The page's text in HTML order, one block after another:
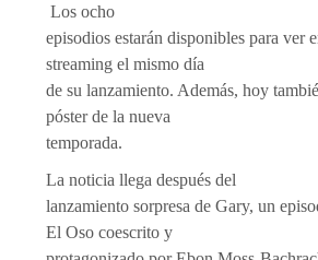
Los ocho
episodios estarán disponibles para ver
streaming el mismo día
de su lanzamiento. Además, hoy
póster de la nueva
temporada.
La noticia llega después del
lanzamiento sorpresa de Gary, un
El Oso coescrito y